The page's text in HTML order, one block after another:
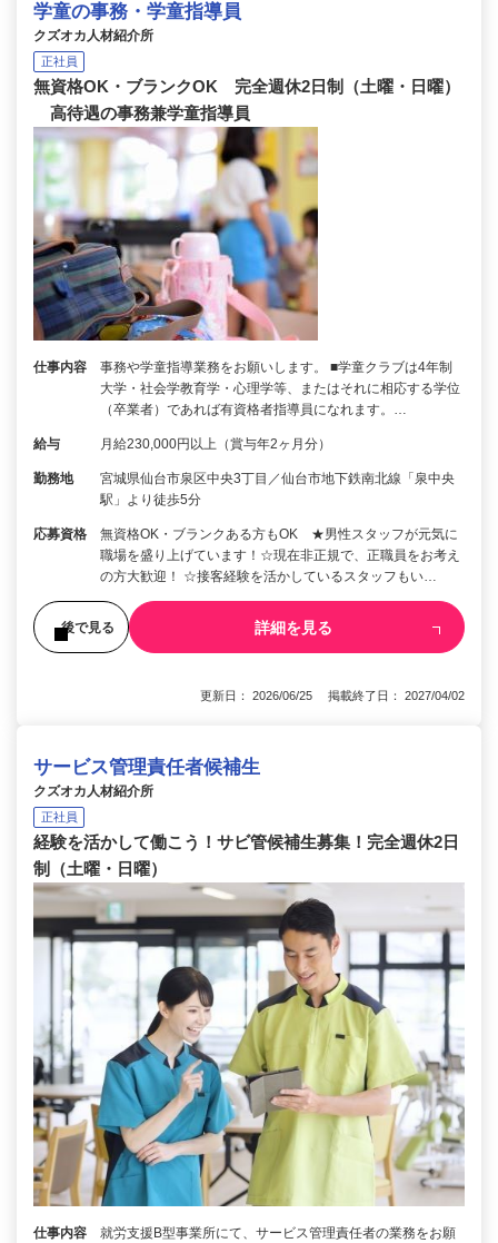
学童の事務・学童指導員
クズオカ人材紹介所
正社員
無資格OK・ブランクOK 完全週休2日制（土曜・日曜）
高待遇の事務兼学童指導員
仕事内容
事務や学童指導業務をお願いします。 ■学童クラブは4年制
大学・社会学教育学・心理学等、またはそれに相応する学位
（卒業者）であれば有資格者指導員になれます。…
給与 月給230,000円以上（賞与年2ヶ月分）
勤務地
宮城県仙台市泉区中央3丁目／仙台市地下鉄南北線「泉中央
駅」より徒歩5分
応募資格
無資格OK・ブランクある方もOK ★男性スタッフが元気に
職場を盛り上げています！☆現在非正規で、正職員をお考え
の方大歓迎！ ☆接客経験を活かしているスタッフもい…
後で見る 詳細を見る
更新日： 2026/06/25 掲載終了日： 2027/04/02
サービス管理責任者候補生
クズオカ人材紹介所
正社員
経験を活かして働こう！サビ管候補生募集！完全週休2日
制（土曜・日曜）
仕事内容
就労支援B型事業所にて、サービス管理責任者の業務をお願